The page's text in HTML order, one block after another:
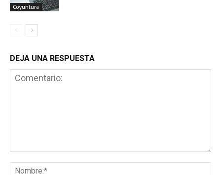
Coyuntura
DEJA UNA RESPUESTA